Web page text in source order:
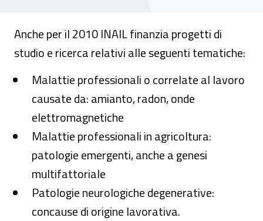
Anche per il 2010 INAIL finanzia progetti di
studio e ricerca relativi alle seguenti tematiche:
Malattie professionali o correlate al lavoro
causate da: amianto, radon, onde
elettromagnetiche
Malattie professionali in agricoltura:
patologie emergenti, anche a genesi
multifattoriale
Patologie neurologiche degenerative:
concause di origine lavorativa.